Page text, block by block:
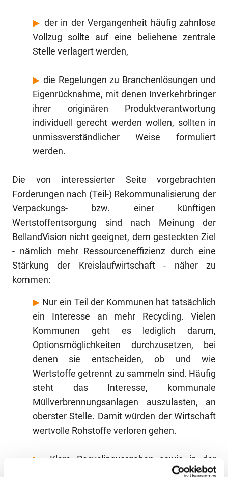
▶ der in der Vergangenheit häufig zahnlose
Vollzug sollte auf eine beliehene zentrale
Stelle verlagert werden,
▶ die Regelungen zu Branchenlösungen und
Eigenrücknahme, mit denen Inverkehrbringer
ihrer originären Produktverantwortung
individuell gerecht werden wollen, sollten in
unmissverständlicher Weise formuliert
werden.
Die von interessierter Seite vorgebrachten
Forderungen nach (Teil-) Rekommunalisierung der
Verpackungs- bzw. einer künftigen
Wertstoffentsorgung sind nach Meinung der
BellandVision nicht geeignet, dem gesteckten Ziel
- nämlich mehr Ressourceneffizienz durch eine
Stärkung der Kreislaufwirtschaft - näher zu
kommen:
▶ Nur ein Teil der Kommunen hat tatsächlich
ein Interesse an mehr Recycling. Vielen
Kommunen geht es lediglich darum,
Optionsmöglichkeiten durchzusetzen, bei
denen sie entscheiden, ob und wie
Wertstoffe getrennt zu sammeln sind. Häufig
steht das Interesse, kommunale
Müllverbrennungsanlagen auszulasten, an
oberster Stelle. Damit würden der Wirtschaft
wertvolle Rohstoffe verloren gehen.
▶
Klare Recyclingvorgaben sowie in der
privatwirtschaftlich betriebenen